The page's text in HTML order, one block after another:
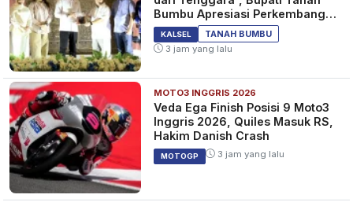
Bumbu Apresiasi Perkembangan
Literasi di Bumi Bersujud
KALSEL
TANAH BUMBU
3 jam yang lalu
MOTO3 INGGRIS 2026
Veda Ega Finish Posisi 9 Moto3
Inggris 2026, Quiles Masuk RS,
Hakim Danish Crash
MOTOGP 3 jam yang lalu